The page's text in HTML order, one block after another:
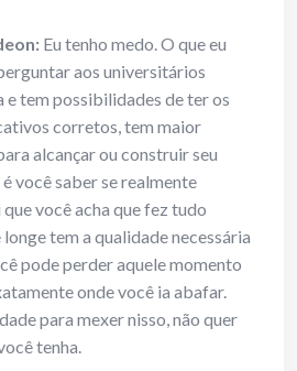
Eu tenho medo. O que eu
aos universitários
e tem possibilidades de ter os
corretos, tem maior
alcançar ou construir seu
você saber se realmente
você acha que fez tudo
tem a qualidade necessária
pode perder aquele momento
onde você ia abafar.
para mexer nisso, não quer
tenha.